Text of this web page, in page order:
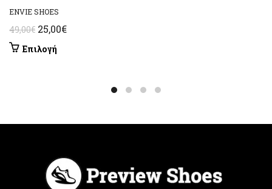
ENVIE SHOES
49,00€ Original
price
25,00€Η
Επιλογή
μπορούν
να
επιλεγούν